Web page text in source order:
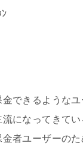
できるようなユ
になってきて
者ユーザーの